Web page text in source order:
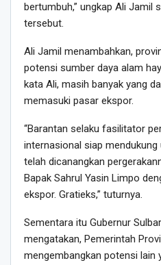
bertumbuh,” ungkap Ali Jamil
tersebut.
Ali Jamil menambahkan,
potensi sumber daya alam
kata Ali, masih banyak yang
memasuki pasar ekspor.
“Barantan selaku fasilitator
internasional siap
telah dicanangkan
Bapak Sahrul Yasin Limpo
ekspor. Gratieks,” tuturnya.
Sementara itu Gubernur
mengatakan, Pemerintah
mengembangkan potensi lain